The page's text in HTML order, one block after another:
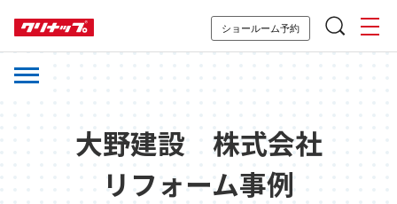
ショールーム予約
大野建設 株式会社
リフォーム事例